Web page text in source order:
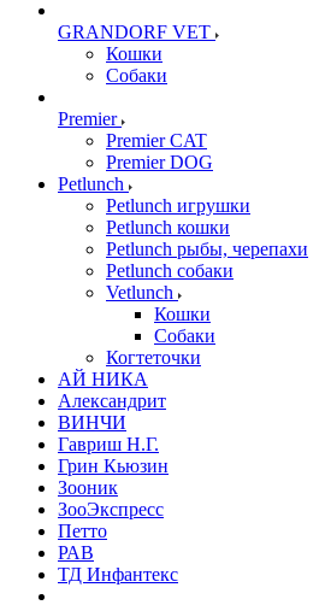
GRANDORF VET
Кошки
Собаки
Premier
Premier CAT
Premier DOG
Petlunch
Petlunch игрушки
Petlunch кошки
Petlunch рыбы, черепахи
Petlunch собаки
Vetlunch
Кошки
Собаки
Когтеточки
АЙ НИКА
Александрит
ВИНЧИ
Гавриш Н.Г.
Грин Кьюзин
Зооник
ЗооЭкспресс
Петто
РАВ
ТД Инфантекс